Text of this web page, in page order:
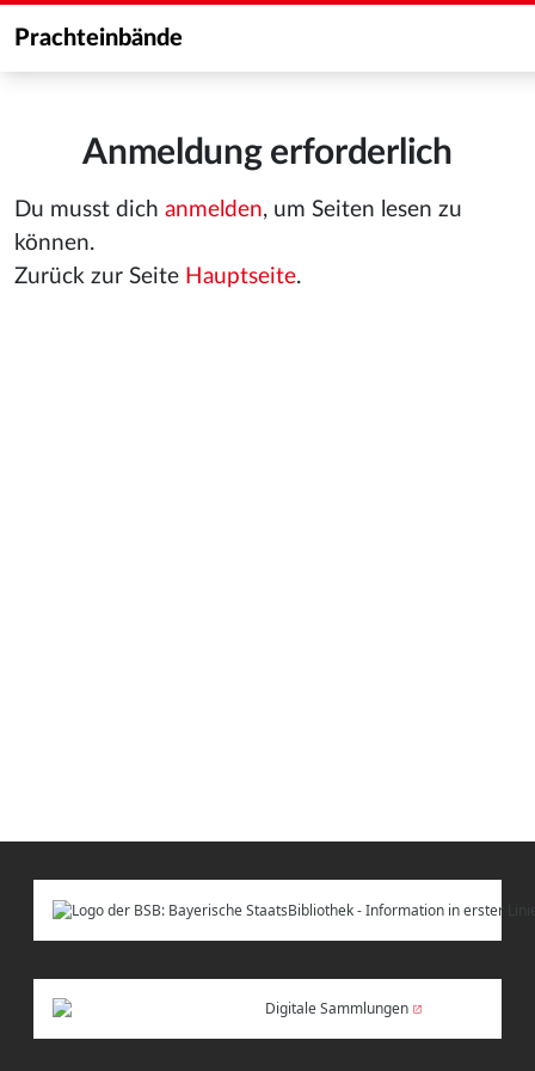
Prachteinbände
Anmeldung erforderlich
Du musst dich anmelden, um Seiten lesen zu
können.
Zurück zur Seite Hauptseite.
Digitale Sammlungen